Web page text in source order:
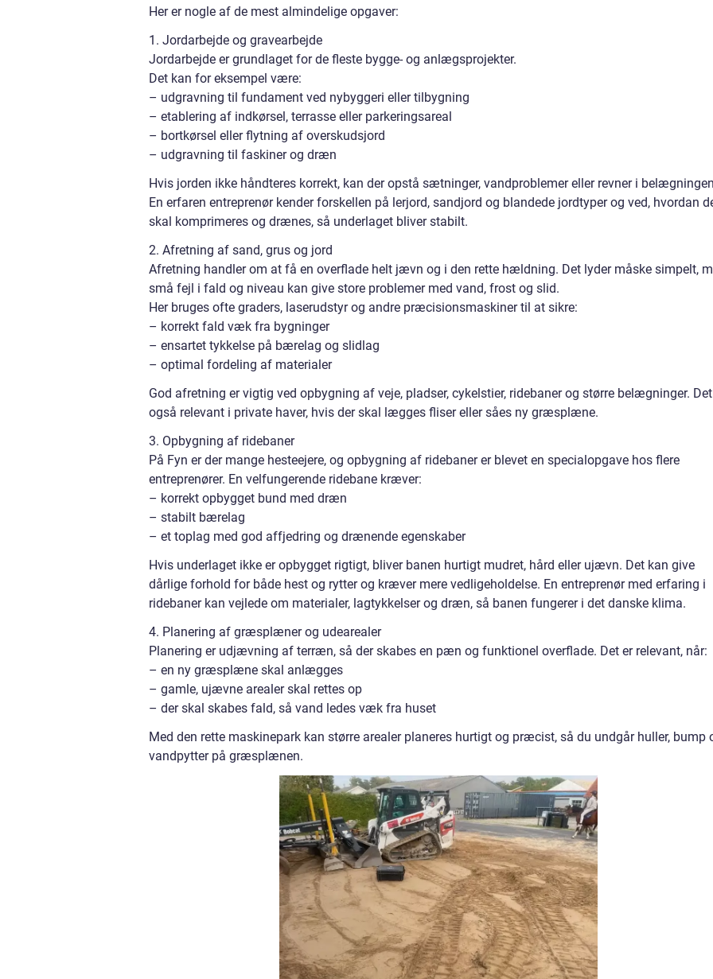
Her er nogle af de mest almindelige opgaver:
1. Jordarbejde og gravearbejde
Jordarbejde er grundlaget for de fleste bygge- og anlægsprojekter.
Det kan for eksempel være:
– udgravning til fundament ved nybyggeri eller tilbygning
– etablering af indkørsel, terrasse eller parkeringsareal
– bortkørsel eller flytning af overskudsjord
– udgravning til faskiner og dræn
Hvis jorden ikke håndteres korrekt, kan der opstå sætninger, vandproblemer eller revner i
En erfaren entreprenør kender forskellen på lerjord, sandjord og blandede jordtyper og ved, hvordan
skal komprimeres og drænes, så underlaget bliver stabilt.
2. Afretning af sand, grus og jord
Afretning handler om at få en overflade helt jævn og i den rette hældning. Det lyder måske simpelt,
små fejl i fald og niveau kan give store problemer med vand, frost og slid.
Her bruges ofte graders, laserudstyr og andre præcisionsmaskiner til at sikre:
– korrekt fald væk fra bygninger
– ensartet tykkelse på bærelag og slidlag
– optimal fordeling af materialer
God afretning er vigtig ved opbygning af veje, pladser, cykelstier, ridebaner og større belægninger.
også relevant i private haver, hvis der skal lægges fliser eller såes ny græsplæne.
3. Opbygning af ridebaner
På Fyn er der mange hesteejere, og opbygning af ridebaner er blevet en specialopgave hos flere
entreprenører. En velfungerende ridebane kræver:
– korrekt opbygget bund med dræn
– stabilt bærelag
– et toplag med god affjedring og drænende egenskaber
Hvis underlaget ikke er opbygget rigtigt, bliver banen hurtigt mudret, hård eller ujævn. Det kan give
dårlige forhold for både hest og rytter og kræver mere vedligeholdelse. En entreprenør med erfaring i
ridebaner kan vejlede om materialer, lagtykkelser og dræn, så banen fungerer i det danske klima.
4. Planering af græsplæner og udearealer
Planering er udjævning af terræn, så der skabes en pæn og funktionel overflade. Det er relevant, når:
– en ny græsplæne skal anlægges
– gamle, ujævne arealer skal rettes op
– der skal skabes fald, så vand ledes væk fra huset
Med den rette maskinepark kan større arealer planeres hurtigt og præcist, så du undgår huller, bump
vandpytter på græsplænen.